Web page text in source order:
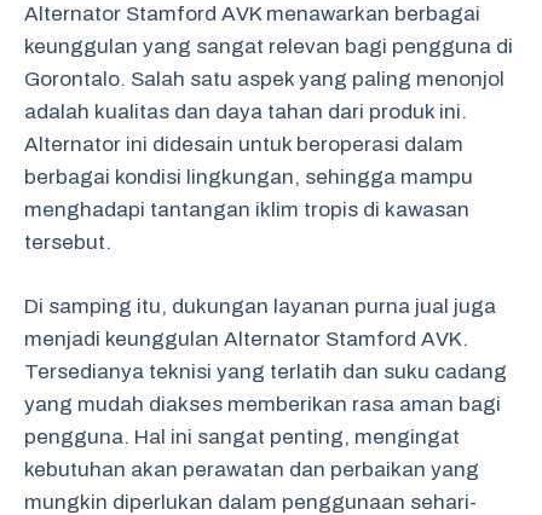
Alternator Stamford AVK menawarkan berbagai
keunggulan yang sangat relevan bagi pengguna di
Gorontalo. Salah satu aspek yang paling menonjol
adalah kualitas dan daya tahan dari produk ini.
Alternator ini didesain untuk beroperasi dalam
berbagai kondisi lingkungan, sehingga mampu
menghadapi tantangan iklim tropis di kawasan
tersebut.
Di samping itu, dukungan layanan purna jual juga
menjadi keunggulan Alternator Stamford AVK.
Tersedianya teknisi yang terlatih dan suku cadang
yang mudah diakses memberikan rasa aman bagi
pengguna. Hal ini sangat penting, mengingat
kebutuhan akan perawatan dan perbaikan yang
mungkin diperlukan dalam penggunaan sehari-